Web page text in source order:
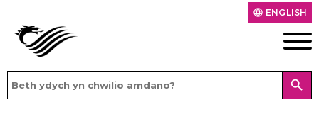
language ENGLISH
search